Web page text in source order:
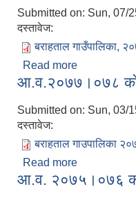
Submitted on: Sun, 07/
दस्तावेज:
बराहताल गाउँपालिका,
Read more
आ.व.२०७७।०७८ को
Submitted on: Sun, 03/
दस्तावेज:
बराहताल गाउपालिका
Read more
आ.व. २०७५।०७६